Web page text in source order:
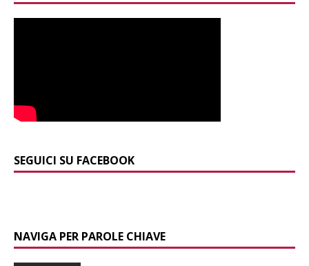
SEGUICI SU FACEBOOK
NAVIGA PER PAROLE CHIAVE